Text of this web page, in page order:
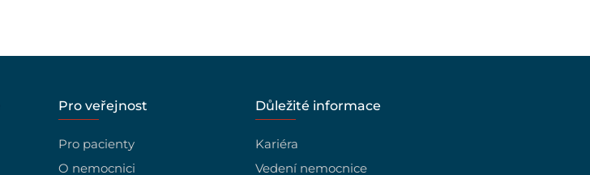
Pro veřejnost
Pro pacienty
O nemocnici
Důležité informace
Kariéra
Vedení nemocnice